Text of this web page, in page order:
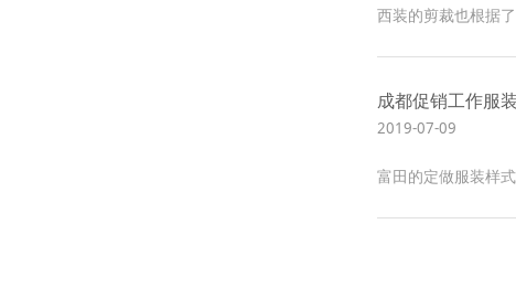
西装的剪裁也根据
成都促销工作服
2019-07-09
富田的定做服装样